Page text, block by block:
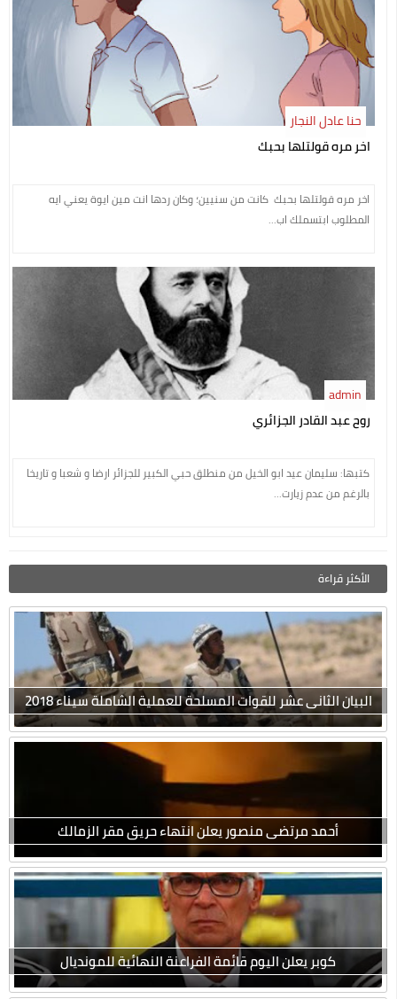
اخر مره قولتلها بحبك
حنا عادل النجار
اخر مره قولتلها بحبك كانت من سنيين؛ وكان ردها انت مين ايوة يعني ايه
المطلوب ابتسملك اب...
روح عبد القادر الجزائري
admin
كتبها: سليمان عيد ابو الخيل من منطلق حبي الكبير للجزائر ارضا و شعبا و تاريخا
بالرغم من عدم زيارت...
الأكثر قراءة
البيان الثانى عشر للقوات المسلحة للعملية الشاملة سيناء 2018
أحمد مرتضى منصور يعلن انتهاء حريق مقر الزمالك
كوبر يعلن اليوم قائمة الفراعنة النهائية للمونديال